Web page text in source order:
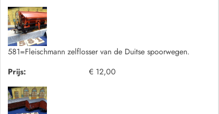
581=Fleischmann zelflosser van de Duitse spoorwegen.
Prijs:
€ 12,00